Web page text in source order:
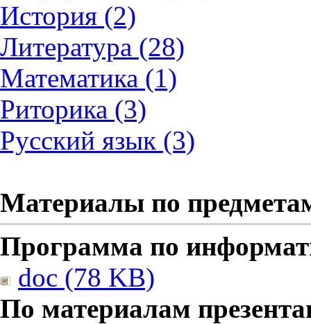
История (2)
Литература (28)
Математика (1)
Риторика (3)
Русский язык (3)
Материалы по
Программа по
doc (78 KB)
По материалам